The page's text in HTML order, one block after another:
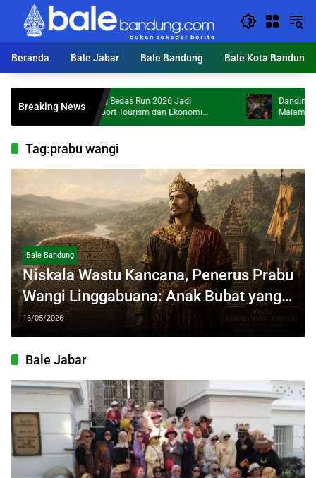
Langsung
konten
Beranda
Bale Jabar Bale Bandung Bale Kota Bandung
Breaking News
KDS: Bandung Bedas Run 2026 Jadi
Penggerak Sport Tourism dan Ekonomi
Kabupaten Bandung
Dandim 0624
Malam Jika Tak
Tag:prabu wangi
Bale Bandung
Niskala Wastu Kancana, Penerus Prabu
Wangi Linggabuana: Anak Bubat yang
Jadi Raja Besar
16/05/2026
Bale Jabar